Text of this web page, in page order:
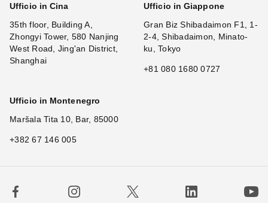
Ufficio in Cina
35th floor, Building A,
Zhongyi Tower, 580 Nanjing
West Road, Jing'an District,
Shanghai
Ufficio in Giappone
Gran Biz Shibadaimon F1, 1-
2-4, Shibadaimon, Minato-
ku, Tokyo
+81 080 1680 0727
Ufficio in Montenegro
Maršala Tita 10, Bar, 85000
+382 67 146 005